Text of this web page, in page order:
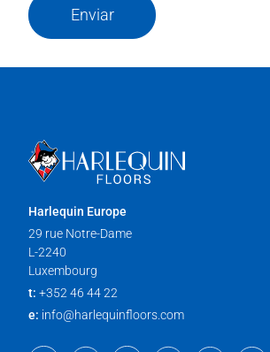
Enviar
Harlequin Europe
29 rue Notre-Dame
L-2240
Luxembourg
t: +352 46 44 22
e: info@harlequinfloors.com